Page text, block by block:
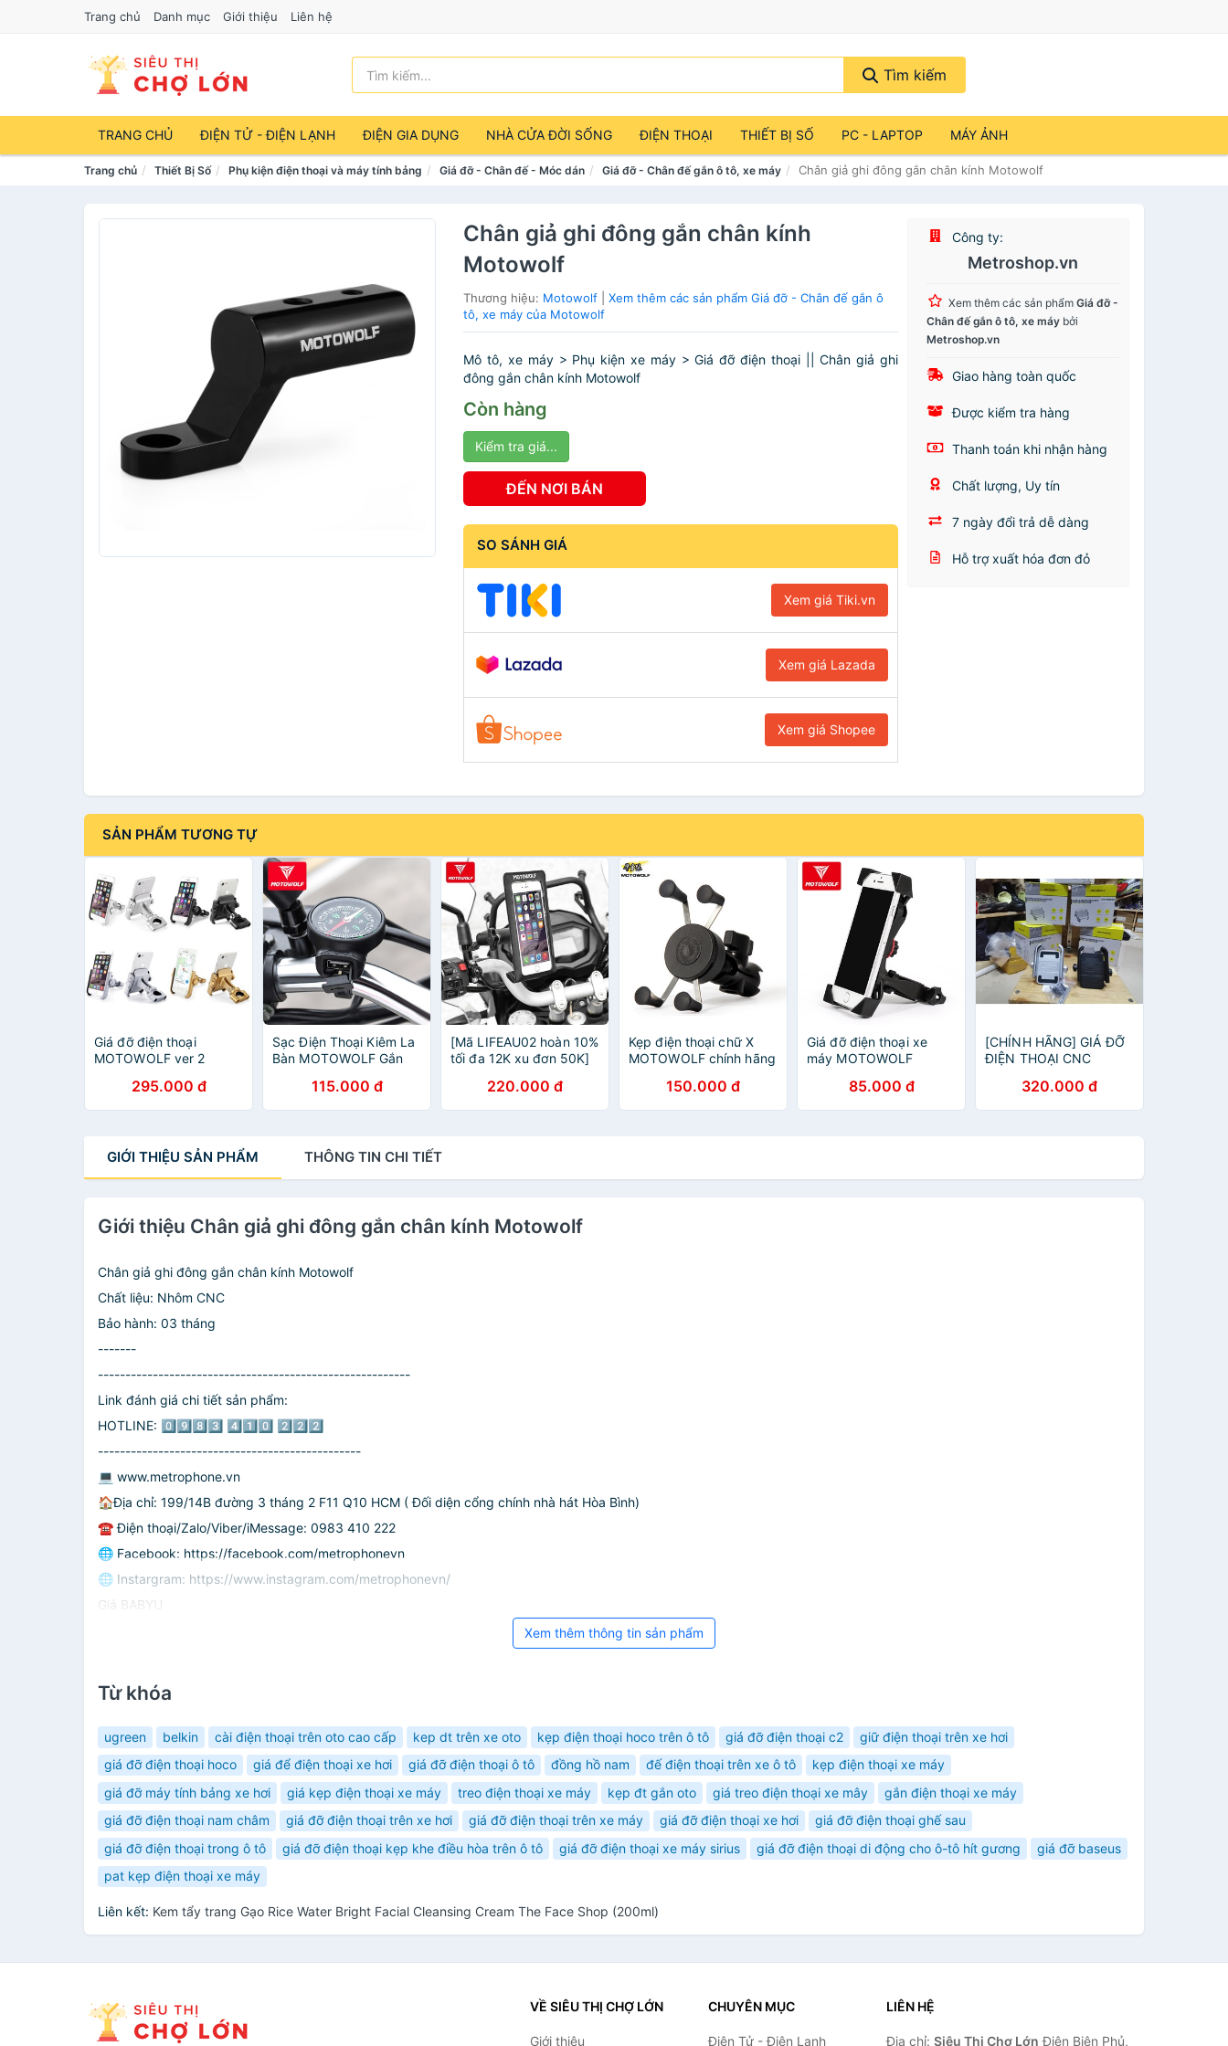
Trang chủ Danh mục Giới thiệu Liên hệ
Tìm kiếm
TRANG CHỦ ĐIỆN TỬ - ĐIỆN LẠNH ĐIỆN GIA DỤNG NHÀ CỬA ĐỜI SỐNG ĐIỆN THOẠI THIẾT BỊ SỐ PC - LAPTOP MÁY ẢNH
Trang chủ Thiết Bị Số Phụ kiện điện thoại và máy tính bảng Giá đỡ - Chân đế - Móc dán Giá đỡ - Chân đế gắn ô tô, xe máy Chân giả ghi đông gắn chân kính Motowolf
Chân giả ghi đông gắn chân kính
Motowolf
Thương hiệu: Motowolf |Xem thêm các sản phẩm Giá đỡ - Chân đế gắn ô
tô, xe máy của Motowolf
Mô tô, xe máy > Phụ kiện xe máy > Giá đỡ điện thoại || Chân giả ghi
đông gắn chân kính Motowolf
Còn hàng
Kiểm tra giá...
ĐẾN NƠI BÁN
SO SÁNH GIÁ
Xem giá Tiki.vn
Xem giá Lazada
Xem giá Shopee
Công ty:
Metroshop.vn
Xem thêm các sản phẩmGiá đỡ -
Chân đế gắn ô tô, xe máy bởi
Metroshop.vn
Giao hàng toàn quốc
Được kiểm tra hàng
Thanh toán khi nhận hàng
Chất lượng, Uy tín
7 ngày đổi trả dễ dàng
Hỗ trợ xuất hóa đơn đỏ
SẢN PHẨM TƯƠNG TỰ
Giá đỡ điện thoại
MOTOWOLF ver 2
295.000 đ
Sạc Điện Thoại Kiêm La
Bàn MOTOWOLF Gắn
115.000 đ
[Mã LIFEAU02 hoàn 10%
tối đa 12K xu đơn 50K]
nước MOTOWOLF
220.000 đ
Kẹp điện thoại chữ X
MOTOWOLF chính hãng
150.000 đ
Giá đỡ điện thoại xe
máy MOTOWOLF
85.000 đ
[CHÍNH HÃNG] GIÁ ĐỠ
ĐIỆN THOẠI CNC
đông và chân gương)
320.000 đ
GIỚI THIỆU SẢN PHẨM THÔNG TIN CHI TIẾT
Giới thiệu Chân giả ghi đông gắn chân kính Motowolf
Chân giả ghi đông gắn chân kính Motowolf
Chất liệu: Nhôm CNC
Bảo hành: 03 tháng
-------
---------------------------------------------------------
Link đánh giá chi tiết sản phẩm:
HOTLINE: 0️⃣9️⃣8️⃣3️⃣ 4️⃣1️⃣0️⃣ 2️⃣2️⃣2️⃣
------------------------------------------------
💻 www.metrophone.vn
🏠Địa chỉ: 199/14B đường 3 tháng 2 F11 Q10 HCM ( Đối diện cổng chính nhà hát Hòa Bình)
☎ Điện thoại/Zalo/Viber/iMessage: 0983 410 222
🌐 Facebook: https://facebook.com/metrophonevn
🌐 Instargram: https://www.instagram.com/metrophonevn/
Giá BABYU
Xem thêm thông tin sản phẩm
Từ khóa
ugreen belkin cài điện thoại trên oto cao cấp kep dt trên xe oto kẹp điện thoại hoco trên ô tô giá đỡ điện thoại c2
giữ điện thoại trên xe hơi
giá đỡ điện thoại hoco
giá để điện thoại xe hơi giá đỡ điện thoại ô tô đồng hồ nam đế điện thoại trên xe ô tô
kẹp điện thoại xe máy
giá đỡ máy tính bảng xe hơi
giá kẹp điện thoại xe máy treo điện thoại xe máy kẹp đt gắn oto giá treo điện thoại xe mây
gắn điện thoại xe máy
giá đỡ điện thoại nam châm
giá đỡ điện thoại trên xe hơi giá đỡ điện thoại trên xe máy giá đỡ điện thoại xe hơi
giá đỡ điện thoại ghế sau
giá đỡ điện thoại trong ô tô
giá đỡ điện thoại kẹp khe điều hòa trên ô tô giá đỡ điện thoại xe máy sirius giá đỡ điện thoại di động cho ô-tô hít gương
giá đỡ baseus
pat kẹp điện thoại xe máy
Liên kết: Kem tẩy trang Gạo Rice Water Bright Facial Cleansing Cream The Face Shop (200ml)
VỀ SIÊU THỊ CHỢ LỚN
Giới thiệu
CHUYÊN MỤC
Điện Tử - Điện Lạnh
LIÊN HỆ
Địa chỉ: Siêu Thị Chợ Lớn Điện Biên Phủ,